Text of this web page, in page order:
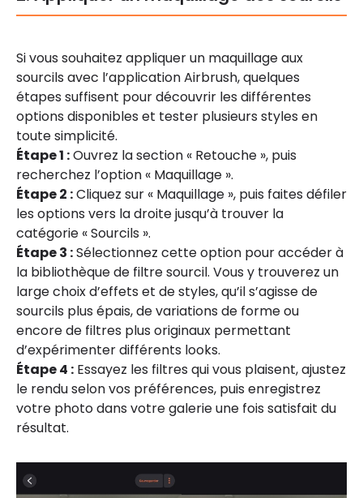
Si vous souhaitez appliquer un maquillage aux
sourcils avec l’application Airbrush, quelques
étapes suffisent pour découvrir les différentes
options disponibles et tester plusieurs styles en
toute simplicité.
Étape 1 :Ouvrez la section « Retouche », puis
recherchez l’option « Maquillage ».
Étape 2 :Cliquez sur « Maquillage », puis faites défiler
les options vers la droite jusqu’à trouver la
catégorie « Sourcils ».
Étape 3 :Sélectionnez cette option pour accéder à
la bibliothèque de filtre sourcil. Vous y trouverez un
large choix d’effets et de styles, qu’il s’agisse de
sourcils plus épais, de variations de forme ou
encore de filtres plus originaux permettant
d’expérimenter différents looks.
Étape 4 : Essayez les filtres qui vous plaisent, ajustez
le rendu selon vos préférences, puis enregistrez
votre photo dans votre galerie une fois satisfait du
résultat.